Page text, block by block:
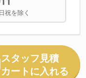
祝を除く
スタッフ見積
カートに入れる